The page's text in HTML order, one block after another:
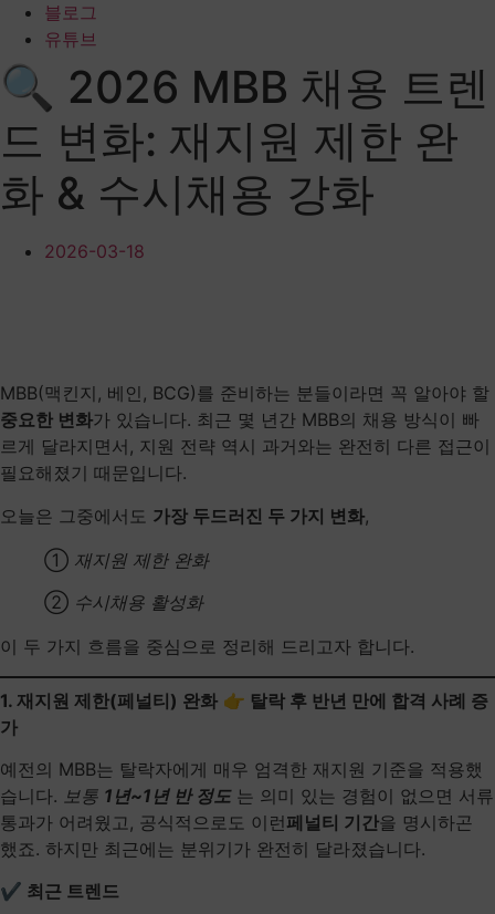
블로그
유튜브
🔍 2026 MBB 채용 트렌
드 변화: 재지원 제한 완
화 & 수시채용 강화
2026-03-18
MBB(맥킨지, 베인, BCG)를 준비하는 분들이라면 꼭 알아야 할
중요한 변화가 있습니다. 최근 몇 년간 MBB의 채용 방식이 빠
르게 달라지면서, 지원 전략 역시 과거와는 완전히 다른 접근이
필요해졌기 때문입니다.
오늘은 그중에서도 가장 두드러진 두 가지 변화,
① 재지원 제한 완화
② 수시채용 활성화
이 두 가지 흐름을 중심으로 정리해 드리고자 합니다.
1. 재지원 제한(페널티) 완화 👉 탈락 후 반년 만에 합격 사례 증
가
예전의 MBB는 탈락자에게 매우 엄격한 재지원 기준을 적용했
습니다. 보통 1년~1년 반 정도는 의미 있는 경험이 없으면 서류
통과가 어려웠고, 공식적으로도 이런페널티 기간​을 명시하곤
했죠. 하지만 최근에는 분위기가 완전히 달라졌습니다.
✔ 최근 트렌드